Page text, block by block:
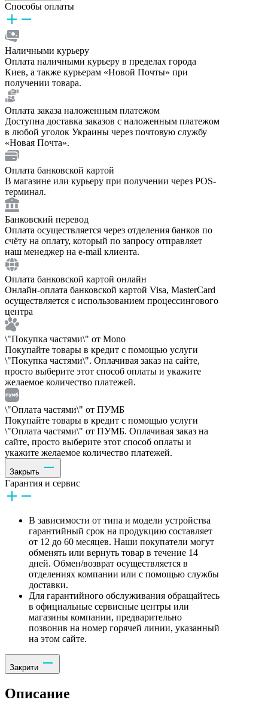
Способы оплаты
Наличными курьеру
Оплата наличными курьеру в пределах города
Киев, а также курьерам «Новой Почты» при
получении товара.
Оплата заказа наложенным платежом
Доступна доставка заказов с наложенным платежом
в любой уголок Украины через почтовую службу
«Новая Почта».
Оплата банковской картой
В магазине или курьеру при получении через POS-
терминал.
Банковский перевод
Оплата осуществляется через отделения банков по
счёту на оплату, который по запросу отправляет
наш менеджер на e-mail клиента.
Оплата банковской картой онлайн
Онлайн-оплата банковской картой Visa, MasterCard
осуществляется с использованием процессингового
центра
\"Покупка частями\" от Mono
Покупайте товары в кредит с помощью услуги
\"Покупка частями\". Оплачивая заказ на сайте,
просто выберите этот способ оплаты и укажите
желаемое количество платежей.
\"Оплата частями\" от ПУМБ
Покупайте товары в кредит с помощью услуги
\"Оплата частями\" от ПУМБ. Оплачивая заказ на
сайте, просто выберите этот способ оплаты и
укажите желаемое количество платежей.
Закрыть
Гарантия и сервис
В зависимости от типа и модели устройства
гарантийный срок на продукцию составляет
от 12 до 60 месяцев. Наши покупатели могут
обменять или вернуть товар в течение 14
дней. Обмен/возврат осуществляется в
отделениях компании или с помощью службы
доставки.
Для гарантийного обслуживания обращайтесь
в официальные сервисные центры или
магазины компании, предварительно
позвонив на номер горячей линии, указанный
на этом сайте.
Закрити
Описание